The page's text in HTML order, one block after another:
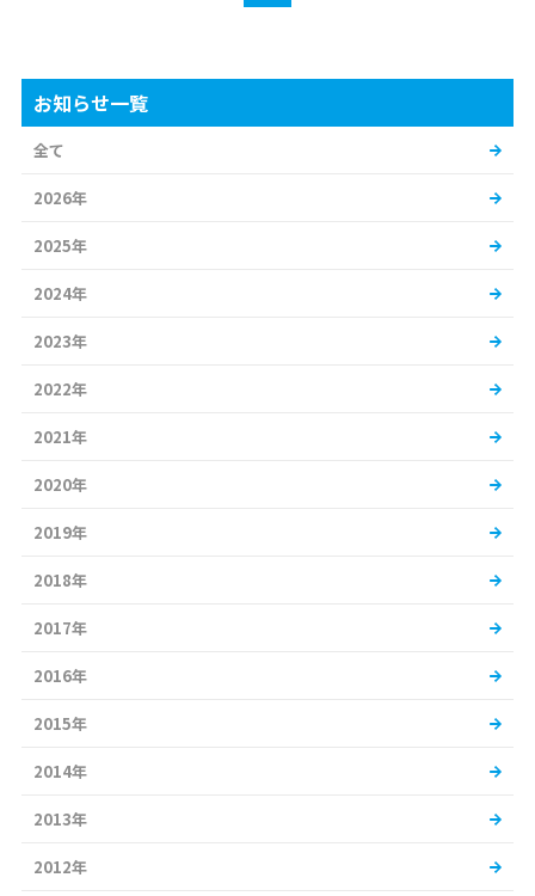
お知らせ一覧
全て
2026年
2025年
2024年
2023年
2022年
2021年
2020年
2019年
2018年
2017年
2016年
2015年
2014年
2013年
2012年